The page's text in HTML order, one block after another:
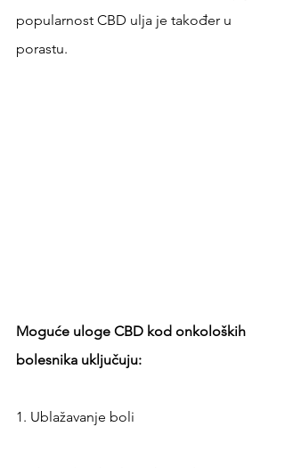
popularnost CBD ulja je također u
porastu.
Moguće uloge CBD kod onkoloških
bolesnika uključuju:
1. Ublažavanje boli